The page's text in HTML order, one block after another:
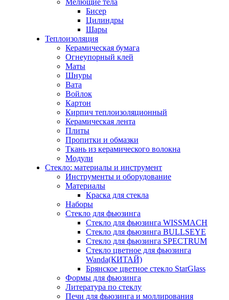
Мелющие тела
Бисер
Цилиндры
Шары
Теплоизоляция
Керамическая бумага
Огнеупорный клей
Маты
Шнуры
Вата
Войлок
Картон
Кирпич теплоизоляционный
Керамическая лента
Плиты
Пропитки и обмазки
Ткань из керамического волокна
Модули
Стекло: материалы и инструмент
Инструменты и оборудование
Материалы
Краска для стекла
Наборы
Стекло для фьюзинга
Стекло для фьюзинга WISSMACH
Стекло для фьюзинга BULLSEYE
Стекло для фьюзинга SPECTRUM
Стекло цветное для фьюзинга
Wanda(КИТАЙ)
Брянское цветное стекло StarGlass
Формы для фьюзинга
Литература по стеклу
Печи для фьюзинга и моллирования